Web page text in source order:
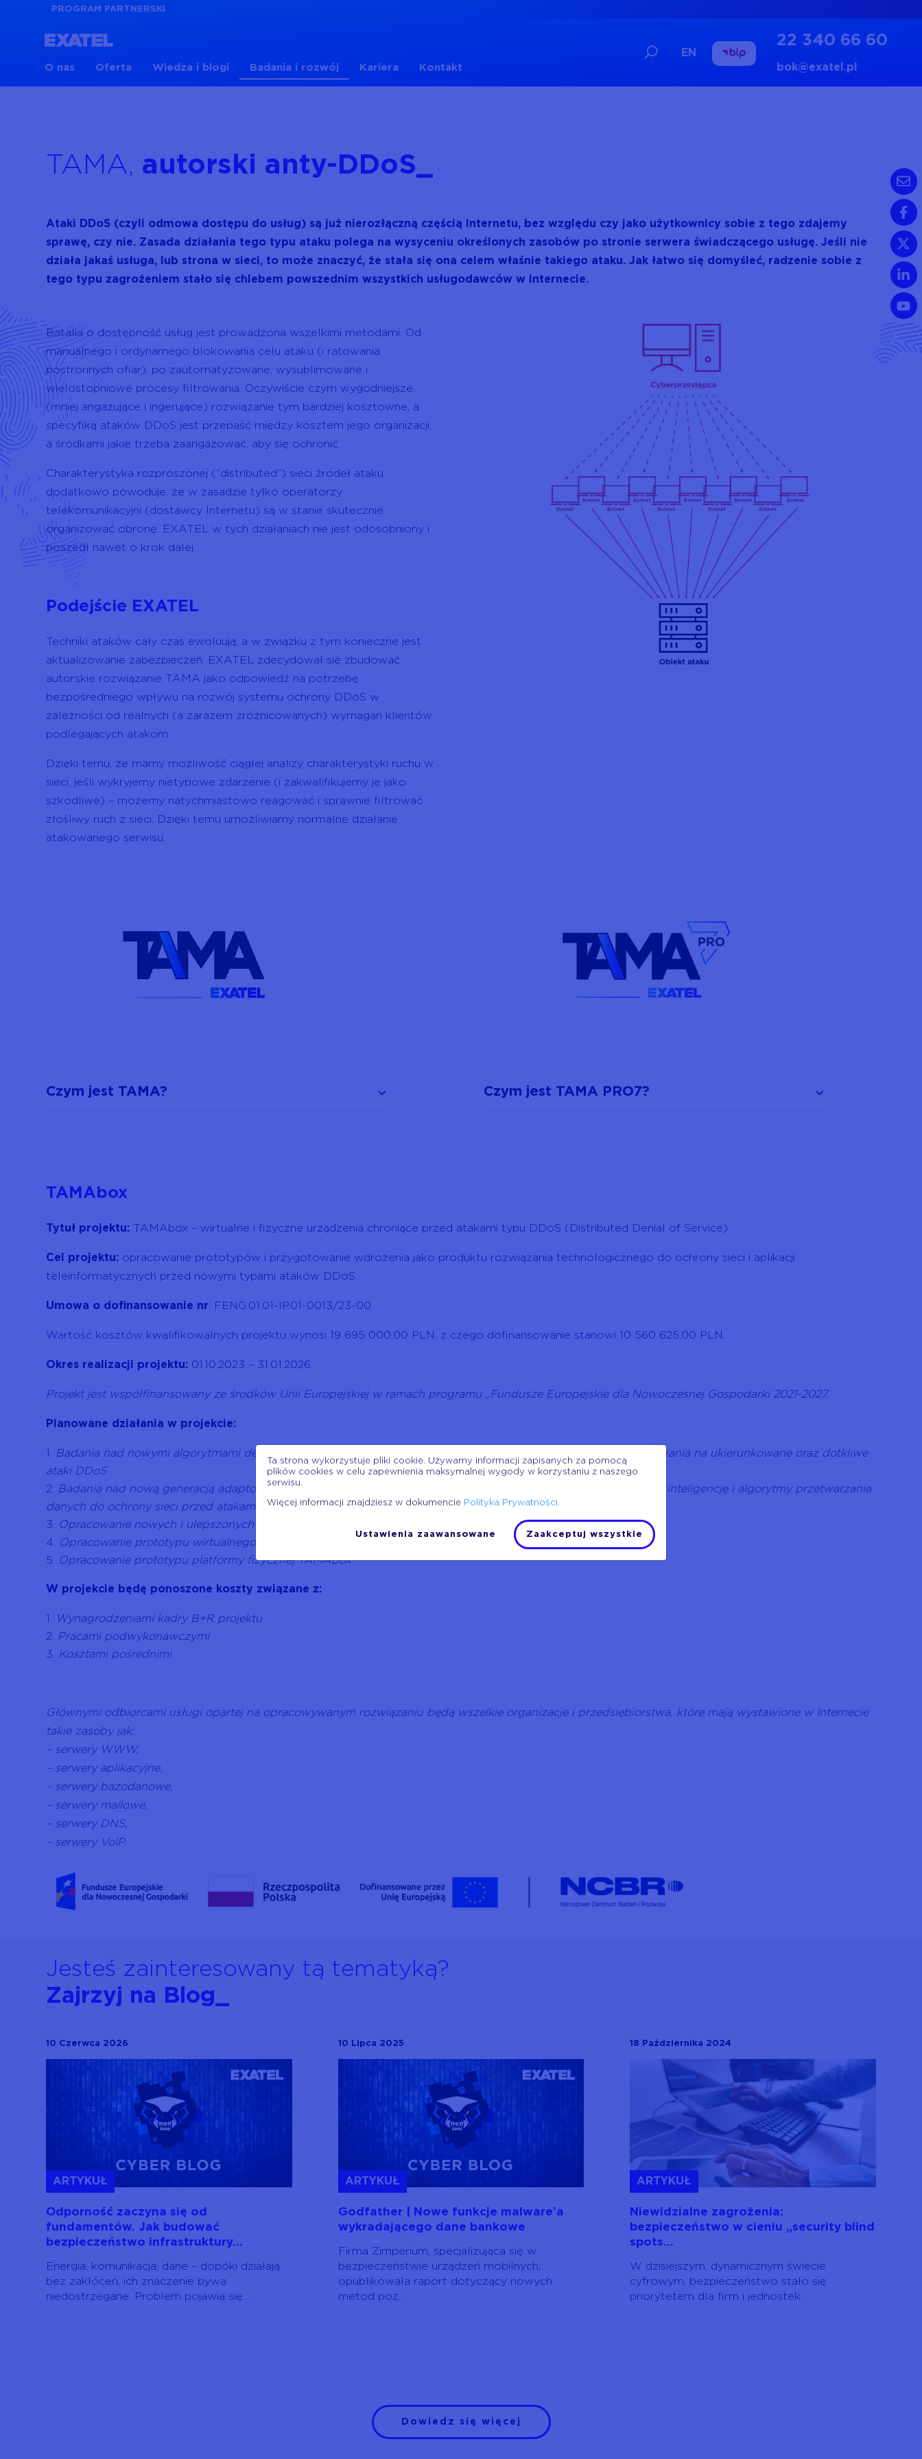
PROGRAM PARTNERSKI
EN
22 340 66 60
bok@exatel.pl
O nas Oferta Wiedza i blogi Badania i rozwój Kariera Kontakt
TAMA, autorski anty-DDoS
Ataki DDoS (czyli odmowa dostępu do usług) są już nierozłączną częścią Internetu, bez względu czy jako użytkownicy sobie z tego zdajemy
sprawę, czy nie. Zasada działania tego typu ataku polega na wysyceniu określonych zasobów po stronie serwera świadczącego usługę. Jeśli nie
działa jakaś usługa, lub strona w sieci, to może znaczyć, że stała się ona celem właśnie takiego ataku. Jak łatwo się domyśleć, radzenie sobie z
tego typu zagrożeniem stało się chlebem powszednim wszystkich usługodawców w Internecie.
Batalia o dostępność usług jest prowadzona wszelkimi metodami. Od
manualnego i ordynarnego blokowania celu ataku (i ratowania
postronnych ofiar), po zautomatyzowane, wysublimowane i
wielostopniowe procesy filtrowania. Oczywiście czym wygodniejsze
(mniej angażujące i ingerujące) rozwiązanie tym bardziej kosztowne, a
specyfiką ataków DDoS jest przepaść między kosztem jego organizacji,
a środkami jakie trzeba zaangażować, aby się ochronić.
Charakterystyka rozproszonej (“distributed”) sieci źródeł ataku
dodatkowo powoduje, że w zasadzie tylko operatorzy
telekomunikacyjni (dostawcy Internetu) są w stanie skutecznie
organizować obronę. EXATEL w tych działaniach nie jest odosobniony i
poszedł nawet o krok dalej.
Podejście EXATEL
Techniki ataków cały czas ewoluują, a w związku z tym konieczne jest
aktualizowanie zabezpieczeń. EXATEL zdecydował się zbudować
autorskie rozwiązanie TAMA jako odpowiedź na potrzebę
bezpośredniego wpływu na rozwój systemu ochrony DDoS w
zależności od realnych (a zarazem zróżnicowanych) wymagań klientów
podlegających atakom.
Dzięki temu, że mamy możliwość ciągłej analizy charakterystyki ruchu w
sieci, jeśli wykryjemy nietypowe zdarzenie (i zakwalifikujemy je jako
szkodliwe) – możemy natychmiastowo reagować i sprawnie filtrować
złośliwy ruch z sieci. Dzięki temu umożliwiamy normalne działanie
atakowanego serwisu.
Czym jest TAMA? Czym jest TAMA PRO7?
TAMAbox
Tytuł projektu: TAMAbox – wirtualne i fizyczne urządzenia chroniące przed atakami typu DDoS (Distributed Denial of Service).
Cel projektu: opracowanie prototypów i przygotowanie wdrożenia jako produktu rozwiązania technologicznego do ochrony sieci i aplikacji
teleinformatycznych przed nowymi typami ataków DDoS.
Umowa o dofinansowanie nr: FENG.01.01-IP.01-0013/23-00
Wartość kosztów kwalifikowalnych projektu wynosi 19 695 000,00 PLN, z czego dofinansowanie stanowi 10 560 625,00 PLN.
Okres realizacji projektu: 01.10.2023 – 31.01.2026.
Projekt jest współfinansowany ze środków Unii Europejskiej w ramach programu „Fundusze Europejskie dla Nowoczesnej Gospodarki 2021-2027.
Planowane działania w projekcie:
Badania nad nowymi algorytmami detekcji ataków, wraz z ich akceleracją w platformach sprzętowych do wykrywania na ukierunkowane oraz dotkliwe
ataki DDoS
Badania nad nową generacją adaptowalnych architektur systemów informatycznych wykorzystujących sztuczną inteligencję i algorytmy przetwarzania
danych do ochrony sieci przed atakami DDoS
Opracowanie nowych i ulepszonych wersji istniejących komponentów systemu TAMA
Opracowanie prototypu wirtualnego rozwiązania TAMAbox
Opracowanie prototypu platformy fizycznej TAMAbox
W projekcie będę ponoszone koszty związane z:
Wynagrodzeniami kadry B+R projektu
Pracami podwykonawczymi
Kosztami pośrednimi
Głównymi odbiorcami usługi opartej na opracowywanym rozwiązaniu będą wszelkie organizacje i przedsiębiorstwa, które mają wystawione w Internecie
takie zasoby jak:
– serwery WWW,
– serwery aplikacyjne,
– serwery bazodanowe,
– serwery mailowe,
– serwery DNS,
– serwery VoIP.
Jesteś zainteresowany tą tematyką?
Zajrzyj na Blog_
10 Czerwca 2026
ARTYKUŁ
Odporność zaczyna się od
fundamentów. Jak budować
bezpieczeństwo infrastruktury...
Energia, komunikacja, dane – dopóki działają
bez zakłóceń, ich znaczenie bywa
niedostrzegane. Problem pojawia się...
10 Lipca 2025
ARTYKUŁ
Godfather | Nowe funkcje malware’a
wykradającego dane bankowe
Firma Zimperium, specjalizująca się w
bezpieczeństwie urządzeń mobilnych,
opublikowała raport dotyczący nowych
metod poz...
18 Października 2024
ARTYKUŁ
Niewidzialne zagrożenia:
bezpieczeństwo w cieniu „security blind
spots...
W dzisiejszym, dynamicznym świecie
cyfrowym, bezpieczeństwo stało się
priorytetem dla firm i jednostek.
Dowiedz się więcej
Ta strona wykorzystuje pliki cookie. Używamy informacji zapisanych za pomocą
plików cookies w celu zapewnienia maksymalnej wygody w korzystaniu z naszego
serwisu.
Więcej informacji znajdziesz w dokumencie Polityka Prywatności.
Ustawienia zaawansowane Zaakceptuj wszystkie